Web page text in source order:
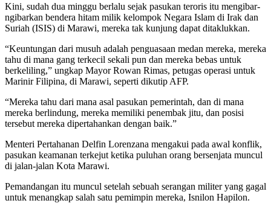
Kini, sudah dua minggu berlalu sejak pasukan teroris itu mengibar-
ngibarkan bendera hitam milik kelompok Negara Islam di Irak dan
Suriah (ISIS) di Marawi, mereka tak kunjung dapat ditaklukkan.
“Keuntungan dari musuh adalah penguasaan medan mereka, mereka
tahu di mana gang terkecil sekali pun dan mereka bebas untuk
berkeliling,” ungkap Mayor Rowan Rimas, petugas operasi untuk
Marinir Filipina, di Marawi, seperti dikutip AFP.
“Mereka tahu dari mana asal pasukan pemerintah, dan di mana
mereka berlindung, mereka memiliki penembak jitu, dan posisi
tersebut mereka dipertahankan dengan baik.”
Menteri Pertahanan Delfin Lorenzana mengakui pada awal konflik,
pasukan keamanan terkejut ketika puluhan orang bersenjata muncul
di jalan-jalan Kota Marawi.
Pemandangan itu muncul setelah sebuah serangan militer yang gagal
untuk menangkap salah satu pemimpin mereka, Isnilon Hapilon.